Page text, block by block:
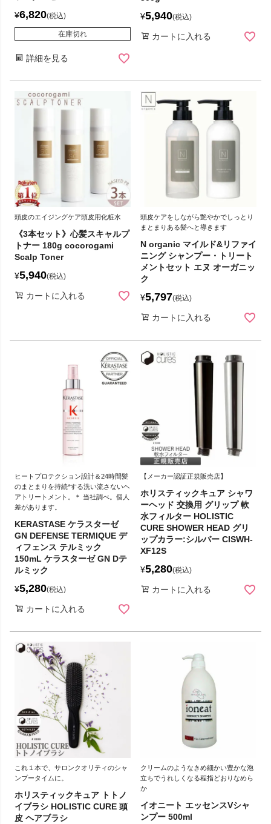
¥6,820 税込
在庫切れ
詳細を見る
¥5,940 税込
カートに入れる
頭皮のエイジングケア頭皮用化粧水
《3本セット》心髪スキャルプ
トナー 180g cocorogami
Scalp Toner
¥5,940 税込
カートに入れる
頭皮ケアをしながら艶やかでしっとり
まとまりある髪へと導きます
N organic マイルド&リファイ
ニング シャンプー・トリート
メントセット エヌ オーガニッ
ク
¥5,797 税込
カートに入れる
ヒートプロテクション設計＆24時間髪
のまとまりを持続*する洗い流さないヘ
アトリートメント。＊ 当社調べ。個人
差があります。
KERASTASE ケラスターゼ
GN DEFENSE TERMIQUE デ
ィフェンス テルミック
150mL ケラスターゼ GN Dテ
ルミック
¥5,280 税込
カートに入れる
【メーカー認証正規販売店】
ホリスティックキュア シャワ
ーヘッド 交換用 グリップ 軟
水フィルター HOLISTIC
CURE SHOWER HEAD グリ
ップカラー:シルバー CISWH-
XF12S
¥5,280 税込
カートに入れる
これ１本で、サロンクオリティのシャ
ンプータイムに。
ホリスティックキュア トトノ
イブラシ HOLISTIC CURE 頭
皮 ヘアブラシ
クリームのようなきめ細かい豊かな泡
立ちでうれしくなる程指どおりなめら
か
イオニート エッセンスVシャ
ンプー 500ml